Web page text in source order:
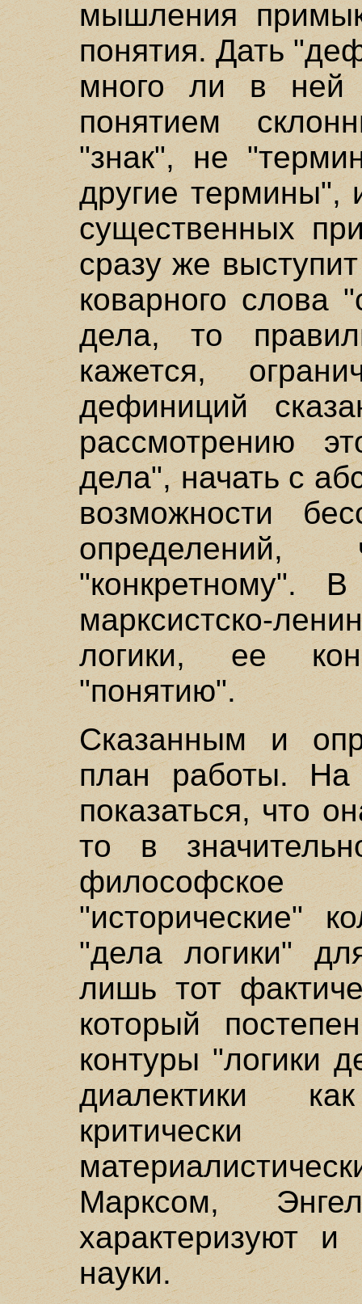
мышления
понятия. Дать
много ли в ней
понятием
"знак", не
другие термины",
существенных
сразу же
коварного слова
дела, то
кажется,
дефиниций
рассмотрению
дела", начать с
возможности
"конкретному".
марксистско-
логики, ее
"понятию".
Сказанным и
план работы. На
показаться, что
то в
философское
"исторические"
"дела логики"
лишь тот
который
контуры "логики
диалектики
критически
Марксом,
характеризуют
науки.